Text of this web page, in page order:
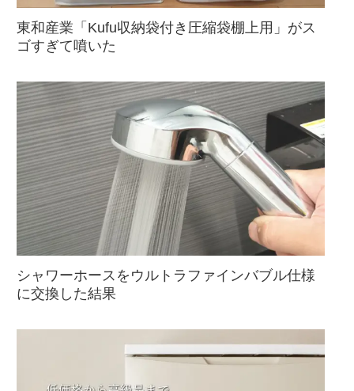
東和産業「Kufu収納袋付き圧縮袋棚上用」がス
ゴすぎて噴いた
シャワーホースをウルトラファインバブル仕様
に交換した結果